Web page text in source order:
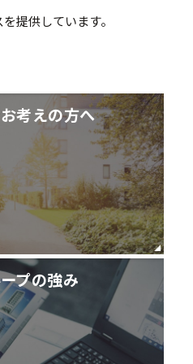
提供しています。
考えの方へ
プの強み